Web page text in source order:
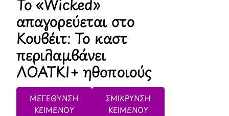
απαγορεύεται στο
Κουβέιτ: Το καστ
περιλαμβάνει
ΛΟΑΤΚΙ+ ηθοποιούς
ΜΕΓΕΘΥΝΣΗ
ΚΕΙΜΕΝΟΥ
ΣΜΙΚΡΥΝΣΗ
ΚΕΙΜΕΝΟΥ